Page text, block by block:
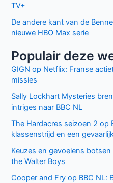
TV+
De andere kant van de
nieuwe HBO Max serie
Populair deze
GIGN op Netflix: Franse
missies
Sally Lockhart Mysteries
intriges naar BBC NL
The Hardacres seizoen 2 op
klassenstrijd en een
Keuzes en gevoelens
the Walter Boys
Cooper and Fry op BBC NL: